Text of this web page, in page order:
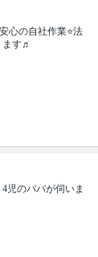
心の自社作業⭐️法
ます♬
児のパパが伺いま